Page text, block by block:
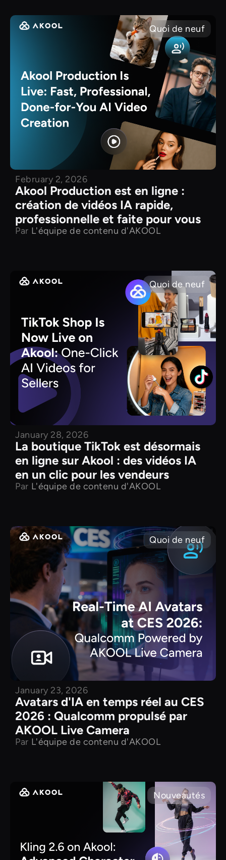
Quoi de neuf
February 2, 2026
Akool Production est en ligne :
création de vidéos IA rapide,
professionnelle et faite pour vous
Par L'équipe de contenu d'AKOOL
Quoi de neuf
January 28, 2026
La boutique TikTok est désormais
en ligne sur Akool : des vidéos IA
en un clic pour les vendeurs
Par L'équipe de contenu d'AKOOL
Quoi de neuf
January 23, 2026
Avatars d'IA en temps réel au CES
2026 : Qualcomm propulsé par
AKOOL Live Camera
Par L'équipe de contenu d'AKOOL
Nouveautés